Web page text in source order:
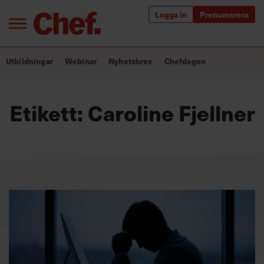
Logga in Prenumerera
Annonsera
Kontakta oss
Kundservice
Bra ledare förändrar världen
Utbildning för ledare
Utbildningar Webinar Nyhetsbrev Chefdagen
Etikett: Caroline Fjellner